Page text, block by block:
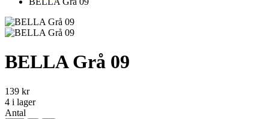
BELLA Grå 09
139 kr
4 i lager
Antal